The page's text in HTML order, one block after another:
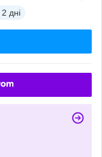
2 дні